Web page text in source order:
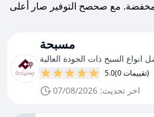
مسبحة
انواع السبح ذات الجودة العالية
5.0 (0 تقييمات)
اخر تحديث: 07/08/2026